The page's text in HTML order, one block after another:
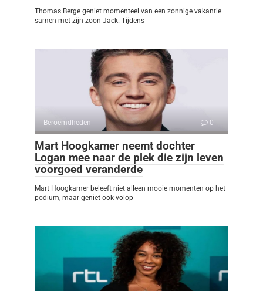
Thomas Berge geniet momenteel van een zonnige vakantie
samen met zijn zoon Jack. Tijdens
Beroemdheden 0
Mart Hoogkamer neemt dochter
Logan mee naar de plek die zijn leven
voorgoed veranderde
Mart Hoogkamer beleeft niet alleen mooie momenten op het
podium, maar geniet ook volop